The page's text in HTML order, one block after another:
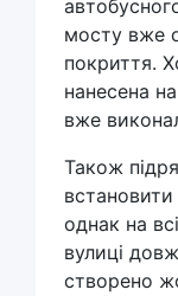
мосту вже
покриття.
нанесена
вже
Також
однак на
вулиці
створено